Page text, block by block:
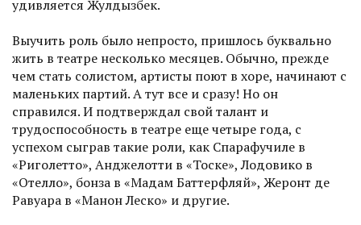
удивляется Жулдызбек.
Выучить роль было непросто, пришлось буквально
жить в театре несколько месяцев. Обычно, прежде
чем стать солистом, артис­ты поют в хоре, начинают с
маленьких партий. А тут все и сразу! Но он
справился. И подтверждал свой талант и
трудоспособность в театре еще четыре года, с
успехом сыграв такие роли, как Спарафучиле в
«Риголетто», Анджелотти в «Тоске», Лодовико в
«Отелло», бонза в «Мадам Баттерфляй», Жеронт де
Равуара в «Манон Леско» и другие.